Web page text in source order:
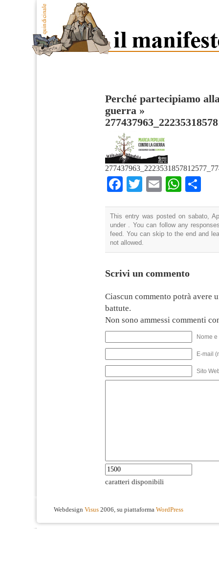
Perché partecipiamo
guerra »
Facebook
TwitterEmail
This entry was posted on sabato,
under . You can follow any
feed. You can skip to the end and
not allowed.
Scrivi un commento
Ciascun commento potrà avere
battute.
Non sono ammessi commenti
Nome
E-mail
Sito
caratteri disponibili
Webdesign Visus 2006, su piattaforma WordPress